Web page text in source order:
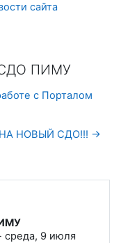
сайта
СДО ПИМУ
с Порталом
НОВЫЙ СДО!!! →
среда, 9 июля